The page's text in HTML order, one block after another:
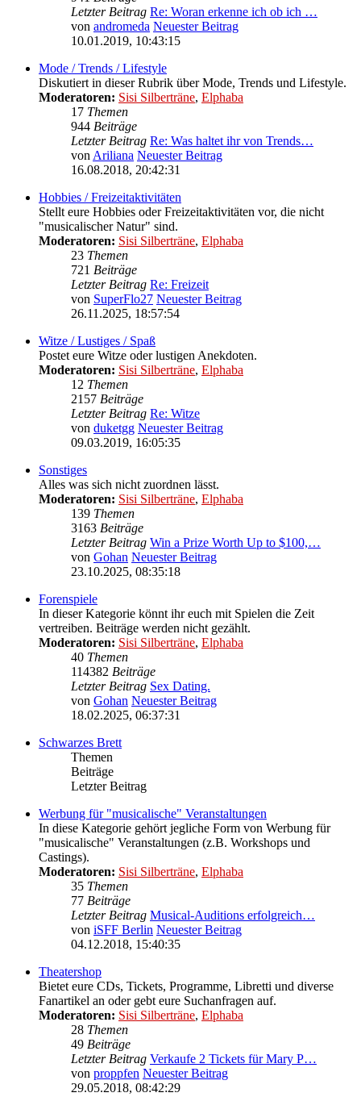
Letzter Beitrag Re: Woran erkenne ich ob ich …
von andromeda Neuester Beitrag
10.01.2019, 10:43:15
Mode / Trends / Lifestyle
Diskutiert in dieser Rubrik über Mode, Trends und Lifestyle.
Moderatoren: Sisi Silberträne, Elphaba
17 Themen
944 Beiträge
Letzter Beitrag Re: Was haltet ihr von Trends…
vonAriliana Neuester Beitrag
16.08.2018, 20:42:31
Hobbies / Freizeitaktivitäten
Stellt eure Hobbies oder Freizeitaktivitäten vor, die nicht
"musicalischer Natur" sind.
Moderatoren: Sisi Silberträne, Elphaba
23 Themen
721 Beiträge
Letzter Beitrag Re: Freizeit
von SuperFlo27 Neuester Beitrag
26.11.2025, 18:57:54
Witze / Lustiges / Spaß
Postet eure Witze oder lustigen Anekdoten.
Moderatoren: Sisi Silberträne, Elphaba
12 Themen
2157 Beiträge
Letzter Beitrag Re: Witze
von duketgg Neuester Beitrag
09.03.2019, 16:05:35
Sonstiges
Alles was sich nicht zuordnen lässt.
Moderatoren: Sisi Silberträne, Elphaba
139 Themen
3163 Beiträge
Letzter Beitrag Win a Prize Worth Up to $100,…
von Gohan Neuester Beitrag
23.10.2025, 08:35:18
Forenspiele
In dieser Kategorie könnt ihr euch mit Spielen die Zeit
vertreiben. Beiträge werden nicht gezählt.
Moderatoren: Sisi Silberträne, Elphaba
40 Themen
114382 Beiträge
Letzter Beitrag Sex Dating.
von Gohan Neuester Beitrag
18.02.2025, 06:37:31
Schwarzes Brett
Themen
Beiträge
Letzter Beitrag
Werbung für "musicalische" Veranstaltungen
In diese Kategorie gehört jegliche Form von Werbung für
"musicalische" Veranstaltungen (z.B. Workshops und
Castings).
Moderatoren: Sisi Silberträne, Elphaba
35 Themen
77 Beiträge
Letzter Beitrag Musical-Auditions erfolgreich…
von iSFF Berlin Neuester Beitrag
04.12.2018, 15:40:35
Theatershop
Bietet eure CDs, Tickets, Programme, Libretti und diverse
Fanartikel an oder gebt eure Suchanfragen auf.
Moderatoren: Sisi Silberträne, Elphaba
28 Themen
49 Beiträge
Letzter Beitrag Verkaufe 2 Tickets für Mary P…
von proppfen Neuester Beitrag
29.05.2018, 08:42:29